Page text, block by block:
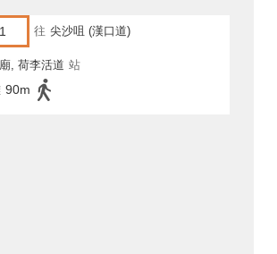
往 尖沙咀 (漢口道)
, 荷李活道 站
90m